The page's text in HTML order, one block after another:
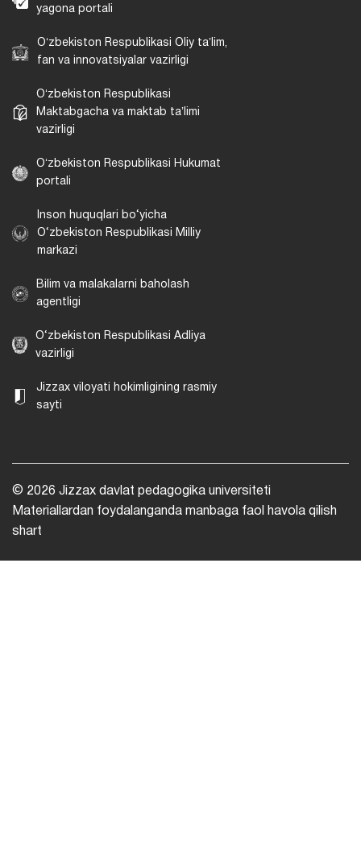
yagona portali
Oʻzbekiston Respublikasi Oliy taʼlim,
fan va innovatsiyalar vazirligi
Oʻzbekiston Respublikasi
Maktabgacha va maktab taʼlimi
vazirligi
Oʻzbekiston Respublikasi Hukumat
portali
Inson huquqlari bo‘yicha
O‘zbekiston Respublikasi Milliy
markazi
Bilim va malakalarni baholash
agentligi
O‘zbekiston Respublikasi Adliya
vazirligi
Jizzax viloyati hokimligining rasmiy
sayti
© 2026 Jizzax davlat pedagogika universiteti
Materiallardan foydalanganda manbaga faol havola qilish
shart